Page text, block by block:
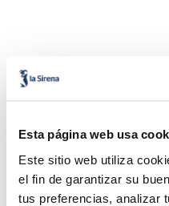
Esta página web usa
Este sitio web utiliza
el fin de garantizar su
tus preferencias, analizar
¡Combínalo y